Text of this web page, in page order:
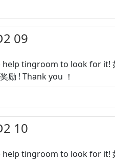
09
tingroom to look for it!
励 ! Thank you ！
10
tingroom to look for it!